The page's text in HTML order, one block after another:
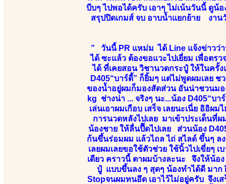
บีบๆ ไปพอได้ครับ เอาๆ ไม่เน้นวันนี้ ดูน้
สรุปปิดเกมส์ จบ อาบน้ำแยกย้าย งาน
” วันนี้ PR แหม่ม ได้ Line แจ้งข่าวว่
ได้ ซะแล้ว ต้องขอแวะไปเยี่ยม เพื่อต
ได้ ที่เคยสอน วิชานวดกระปู๋ ให้ในครั้
D405“บาร์ดี้” ก็ยิ้มๆ แต่ไม่พูดผมเลย
ของน้ำอยู่ผมก็มองสัดส่วน อันน่าชวนม
kg ช่างน่า ... จริงๆ นะ...น้อง D405“บ
เล่นเอาผมเกือบ เสร็จ เลยนะเนี่ย อิอิ
การนวดหลังไปเลย มาเข้าประเด็นที่
น้องชาย ให้ลื่นปื๊ดไปเลย ส่วนน้อง
ก้นขึ้นร่อมผม แล้วไถล ไถ่ สไลด์ ขึ้นๆ ล
เลยผมเลยขอใช้ตัวช่วย ใช้นิ้วไปเขี่ยๆ เ
เดียว คราวนี้ ตาผมบ้างละนะ จึงให้น้อ
ปู๋ แบบขึ้นลง ๆ สุดๆ น้องทำได้ดี มาก
Stopจนผมทนอึด เอาไว้ไม่อยู่ครับ จึงเ